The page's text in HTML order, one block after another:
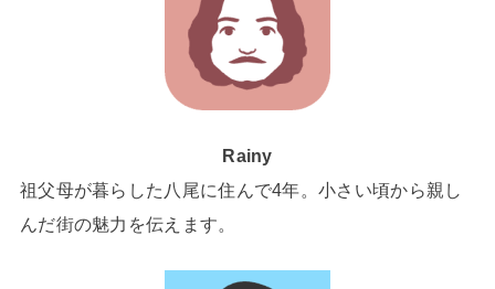
Rainy
祖父母が暮らした八尾に住んで4年。小さい頃から親し
んだ街の魅力を伝えます。